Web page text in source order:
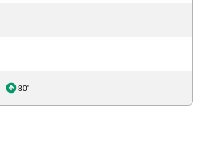
80'